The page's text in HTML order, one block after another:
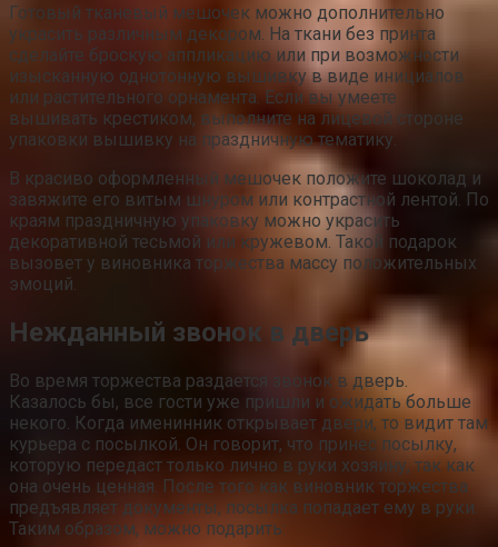
Готовый тканевый мешочек можно дополнительно
украсить различным декором. На ткани без принта
сделайте броскую аппликацию или при возможности
изысканную однотонную вышивку в виде инициалов
или растительного орнамента. Если вы умеете
вышивать крестиком, выполните на лицевой стороне
упаковки вышивку на праздничную тематику.
В красиво оформленный мешочек положите шоколад и
завяжите его витым шнуром или контрастной лентой. По
краям праздничную упаковку можно украсить
декоративной тесьмой или кружевом. Такой подарок
вызовет у виновника торжества массу положительных
эмоций.
Нежданный звонок в дверь
Во время торжества раздается звонок в дверь.
Казалось бы, все гости уже пришли и ожидать больше
некого. Когда именинник открывает двери, то видит там
курьера с посылкой. Он говорит, что принес посылку,
которую передаст только лично в руки хозяину, так как
она очень ценная. После того как виновник торжества
предъявляет документы, посылка попадает ему в руки.
Таким образом, можно подарить: